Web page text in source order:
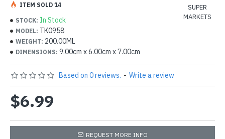
STOCK: In Stock
MODEL: TK0958
WEIGHT: 200.00ML
DIMENSIONS: 9.00cm x 6.00cm x 7.00cm
SUPER
MARKETS
ITEM SOLD 14
Based on 0 reviews. - Write a review
$6.99
REQUEST MORE INFO